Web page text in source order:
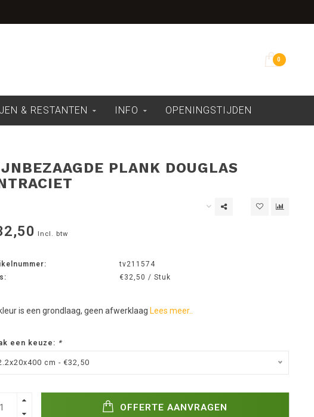
0
& RESTANTEN INFO OPENINGSTIJDEN
PLANK DOUGLAS
Incl. btw
tv211574
€32,50 / Stuk
is een grondlaag, geen afwerklaag Lees meer..
een keuze: *
cm - €32,50
OFFERTE AANVRAGEN